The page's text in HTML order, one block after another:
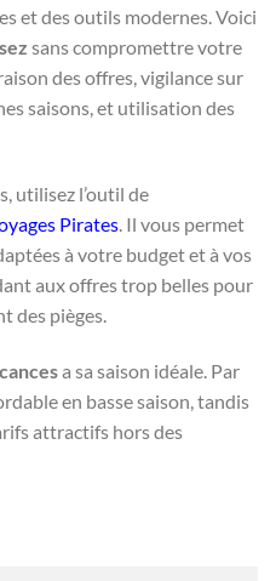
et des outils modernes. Voici
sans compromettre votre
des offres, vigilance sur
saisons, et utilisation des
utilisez l’outil de
Pirates . Il vous permet
à votre budget et à vos
aux offres trop belles pour
des pièges.
a sa saison idéale. Par
en basse saison, tandis
attractifs hors des